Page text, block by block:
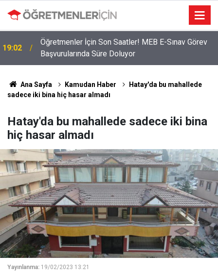
Öğretmenler İçin Son Saatler! MEB E-Sınav Görev
Başvurularında Süre Doluyor
09:01
2026 Atama Sinyali Verildi: İşte MEB’in En Çok
Öğretmen Aradığı 15 Branş!
Ana Sayfa Kamudan Haber
Hatay'da bu mahallede
sadece iki bina hiç hasar almadı
Hatay'da bu mahallede sadece iki bina
hiç hasar almadı
Yayınlanma: 19/02/2023 13:21